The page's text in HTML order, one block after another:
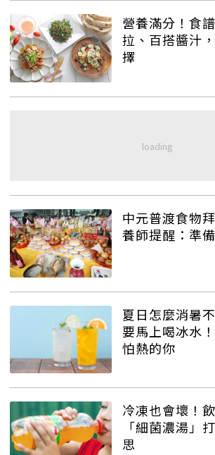
營養滿分！食
拉、百搭醬汁
擇
中元普渡食物
養師提醒：準
夏日怎麼消暑
要馬上喝冰水
怕熱的你
冷凍也會壞！
「細菌濃湯」
思